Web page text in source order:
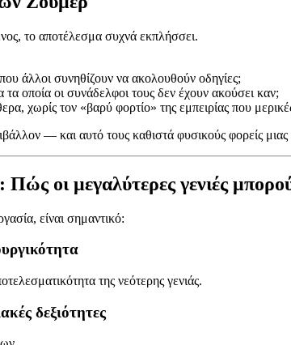
το αποτέλεσμα συχνά εκπλήσσει.
άλλοι συνηθίζουν να ακολουθούν οδηγίες;
τα οποία οι συνάδελφοι τους δεν έχουν ακούσει καν;
χωρίς τον «βαρύ φορτίο» της εμπειρίας που
— και αυτό τους καθιστά φυσικούς φορείς μιας
οι μεγαλύτερες γενιές
είναι σημαντικό:
της νεότερης γενιάς.
δεξιότητες